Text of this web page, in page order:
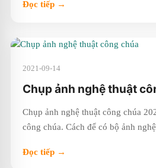
Đọc tiếp →
2021-09-14
Chụp ảnh nghệ thuật
Chụp ảnh nghệ thuật công chúa
công chúa. Cách để có bộ ảnh
Đọc tiếp →